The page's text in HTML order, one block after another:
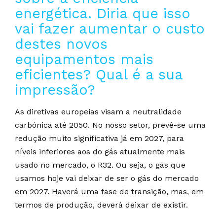
energética. Diria que isso
vai fazer aumentar o custo
destes novos
equipamentos mais
eficientes? Qual é a sua
impressão?
As diretivas europeias visam a neutralidade
carbónica até 2050. No nosso setor, prevê-se uma
redução muito significativa já em 2027, para
níveis inferiores aos do gás atualmente mais
usado no mercado, o R32. Ou seja, o gás que
usamos hoje vai deixar de ser o gás do mercado
em 2027. Haverá uma fase de transição, mas, em
termos de produção, deverá deixar de existir.